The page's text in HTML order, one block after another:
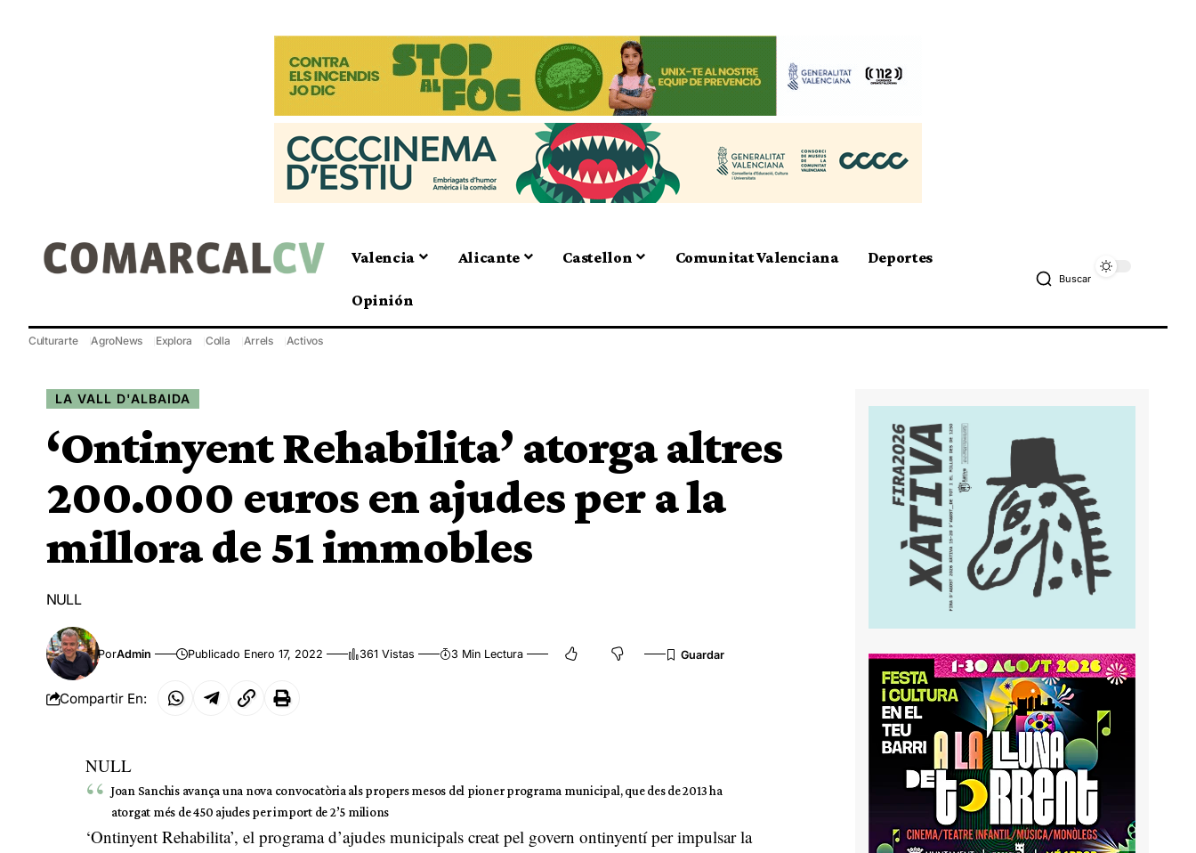
Valencia Alicante Castellon Comunitat Valenciana Deportes
Opinión
Buscar
Culturarte AgroNews Explora Colla Arrels Activos
LA VALL D'ALBAIDA
‘Ontinyent Rehabilita’ atorga altres
200.000 euros en ajudes per a la
millora de 51 immobles
NULL
PorAdmin Publicado Enero 17, 2022 361 Vistas 3 Min Lectura
Compartir En:
NULL
Joan Sanchis avança una nova convocatòria als propers mesos del pioner programa municipal, que des de 2013 ha
atorgat més de 450 ajudes per import de 2’5 milions
‘Ontinyent Rehabilita’, el programa d’ajudes municipals creat pel govern ontinyentí per impulsar la